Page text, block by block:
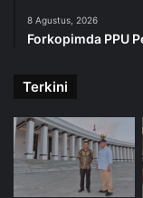
8 Agustus, 2026
Forkopimda PPU
Terkini